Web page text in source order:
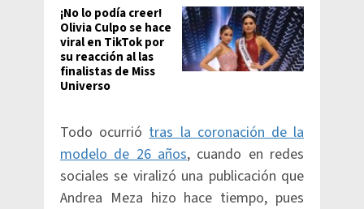
¡No lo podía creer!
Olivia Culpo se hace
viral en TikTok por
su reacción al las
finalistas de Miss
Universo
Todo ocurriótras la coronación de la
modelo de 26 años, cuando en redes
sociales se viralizó una publicación que
Andrea Meza hizo hace tiempo, pues